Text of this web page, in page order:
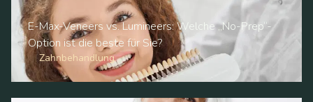
E-Max-Veneers vs. Lumineers: Welche „No-Prep“-
Option ist die beste für Sie?
Zahnbehandlung